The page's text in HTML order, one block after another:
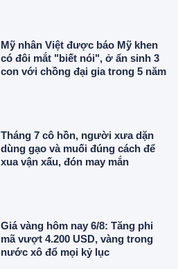
Mỹ nhân Việt được báo Mỹ khen
có đôi mắt "biết nói", ở ẩn sinh 3
con với chồng đại gia trong 5 năm
Tháng 7 cô hồn, người xưa dặn
dùng gạo và muối đúng cách để
xua vận xấu, đón may mắn
Giá vàng hôm nay 6/8: Tăng phi
mã vượt 4.200 USD, vàng trong
nước xô đổ mọi kỷ lục